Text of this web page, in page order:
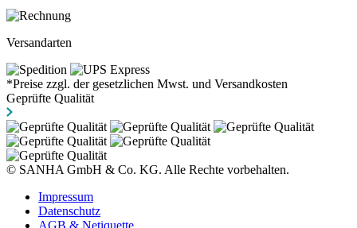
Versandarten
*Preise zzgl. der gesetzlichen Mwst. und Versandkosten
Geprüfte Qualität
© SANHA GmbH & Co. KG. Alle Rechte vorbehalten.
Impressum
Datenschutz
AGB & Netiquette